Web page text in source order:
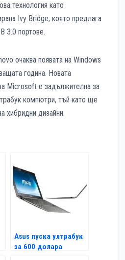
технология като
Ivy Bridge, която предлага
3.0 портове.
очаква появата на Windows
година. Новата
Microsoft е задължителна за
компютри, тъй като ще
хибридни дизайни.
Asus пуска ултрабук
за 600 долара